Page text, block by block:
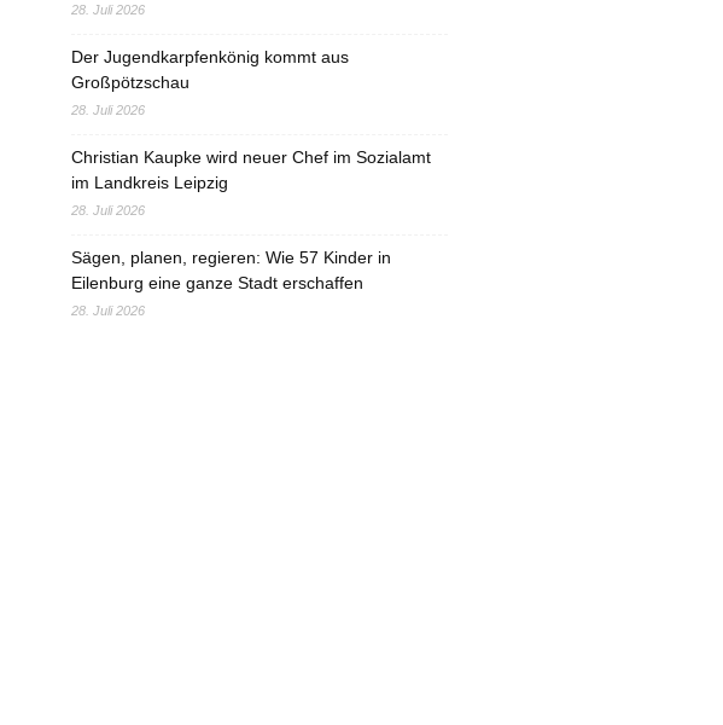
28. Juli 2026
Der Jugendkarpfenkönig kommt aus
Großpötzschau
28. Juli 2026
Christian Kaupke wird neuer Chef im Sozialamt
im Landkreis Leipzig
28. Juli 2026
Sägen, planen, regieren: Wie 57 Kinder in
Eilenburg eine ganze Stadt erschaffen
28. Juli 2026